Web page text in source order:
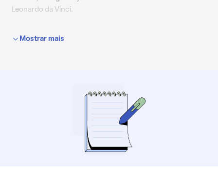
Leonardo da Vinci.
Já no ensino superior, Taguatinga também é destaque com
o Instituto Federal de Brasília (IFB), além das opções em
instituições particulares como Universidade Católica de
Mostrar mais